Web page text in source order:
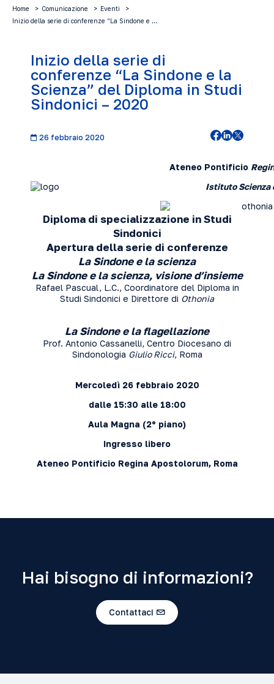
Home Comunicazione
Eventi
Inizio della serie di conferenze “La Sindone e …
Inizio della serie di
conferenze “La Sindone e la
Scienza” del Diploma in Studi
Sindonici – 2020
26 febbraio 2020
Ateneo Pontificio
Istituto Scienza
Diploma di specializzazione in Studi
Sindonici
Apertura della serie di conferenze
La Sindone e la scienza
La Sindone e la scienza, visione d’insieme
Rafael Pascual, L.C., Coordinatore del Diploma in
Studi Sindonici e Direttore di Othonia
La Sindone e la flagellazione
Prof. Antonio Cassanelli, Centro Diocesano di
Sindonologia Giulio Ricci, Roma
Mercoledì 26 febbraio 2020
dalle 15:30 alle 18:00
Aula Magna (2º piano)
Ingresso libero
Ateneo Pontificio Regina Apostolorum, Roma
Hai bisogno di informazioni?
Contattaci